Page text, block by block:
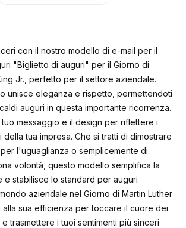
con il nostro modello di e-mail per il
"Biglietto di auguri" per il Giorno di
Jr., perfetto per il settore aziendale.
unisce eleganza e rispetto, permettendoti
auguri in questa importante ricorrenza.
messaggio e il design per riflettere i
della tua impresa. Che si tratti di dimostrare
l'uguaglianza o semplicemente di
volontà, questo modello semplifica la
e stabilisce lo standard per auguri
aziendale nel Giorno di Martin Luther
alla sua efficienza per toccare il cuore dei
trasmettere i tuoi sentimenti più sinceri